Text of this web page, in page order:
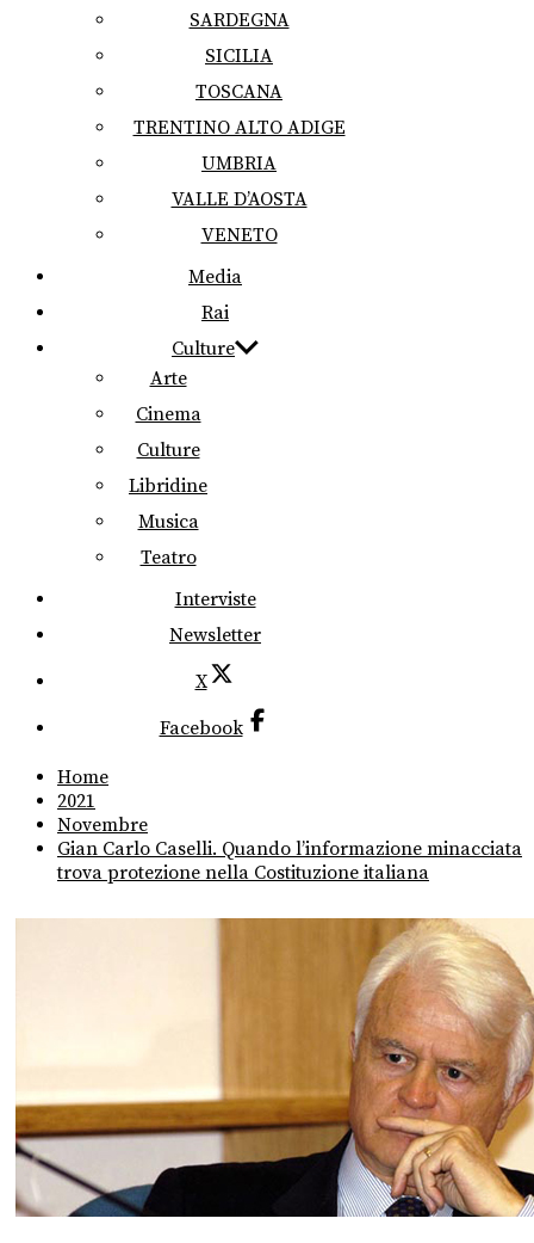
SARDEGNA
SICILIA
TOSCANA
TRENTINO ALTO ADIGE
UMBRIA
VALLE D’AOSTA
VENETO
Media
Rai
Culture
Arte
Cinema
Culture
Libridine
Musica
Teatro
Interviste
Newsletter
X
Facebook
Home
2021
Novembre
Gian Carlo Caselli. Quando l’informazione minacciata
trova protezione nella Costituzione italiana